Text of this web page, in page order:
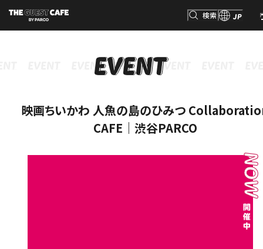
検索 JP
検索
INFORMATION RESERVATION
映画ちいかわ 人魚の島のひみつ
CAFE｜渋谷PARCO